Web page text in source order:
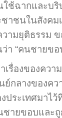
ใช้ฉากและบ
าชนในสังค
ามยุติธรรม
ว่า “คนชายขอ
าเรื่องของค
กลางของค
งประเทศมา
ายขอบและถู